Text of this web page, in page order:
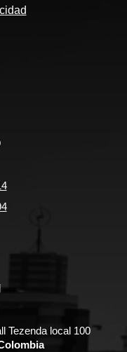
Tezenda local 100